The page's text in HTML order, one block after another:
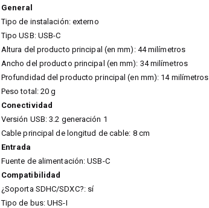
General
Tipo de instalación: externo
Tipo USB: USB-C
Altura del producto principal (en mm): 44 milímetros
Ancho del producto principal (en mm): 34 milímetros
Profundidad del producto principal (en mm): 14 milímetros
Peso total: 20 g
Conectividad
Versión USB: 3.2 generación 1
Cable principal de longitud de cable: 8 cm
Entrada
Fuente de alimentación: USB-C
Compatibilidad
¿Soporta SDHC/SDXC?: sí
Tipo de bus: UHS-I